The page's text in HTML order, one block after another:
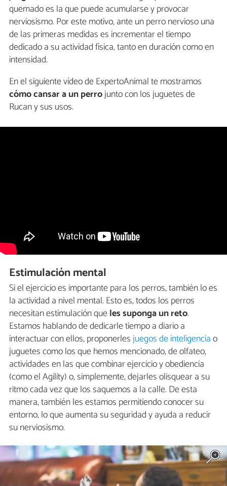
quemado es la que puede acumularse y provocar
nerviosismo. Por este motivo, ante un perro nervioso una
de las primeras medidas es incrementar el tiempo
dedicado a su actividad física, tanto en duración como en
intensidad.
En el siguiente vídeo de ExpertoAnimal te mostramos
cómo cansar a un perrojunto con los juguetes de
Rucan y sus usos.
Estimulación mental
Si el ejercicio es importante para los perros, también lo es
la actividad a nivel mental. Esto es, todos los perros
necesitan estimulación queles suponga un reto.
Estamos hablando de dedicarle tiempo a diario a
interactuar con ellos, proponerlesjuegos de inteligenciao
juguetes como los que hemos mencionado, de olfateo,
actividades en las que combinar ejercicio y obediencia
(como el Agility) o, simplemente, dejarles olisquear a su
ritmo cada vez que los saquemos a la calle. De esta
manera, también les estamos permitiendo conocer su
entorno, lo que aumenta su seguridad y ayuda a reducir
su nerviosismo.